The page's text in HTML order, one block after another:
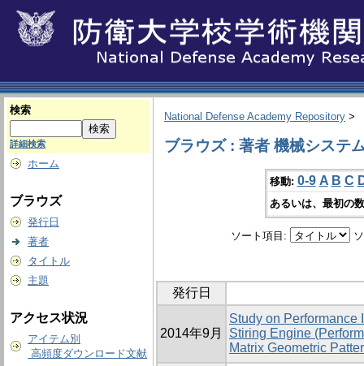
検索
詳細検索
ホーム
ブラウズ
発行日
著者
タイトル
主題
アクセス状況
アイテム別
高頻度ダウンロード文献
National Defense Academy Repository >
ブラウズ : 著者 機械システ
移動: 0-9 A B C
あるいは、最初の
ソート項目:
発行日
2014年9月
Study on Performance
Stiring Engine
Matrix Geometric